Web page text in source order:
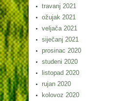
travanj 2021
ožujak 2021
veljača 2021
siječanj 2021
prosinac 2020
studeni 2020
listopad 2020
rujan 2020
kolovoz 2020